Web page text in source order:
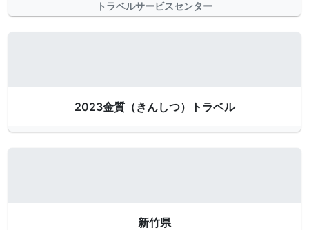
トラベルサービスセンター
2023金質（きんしつ）トラベル
新竹県